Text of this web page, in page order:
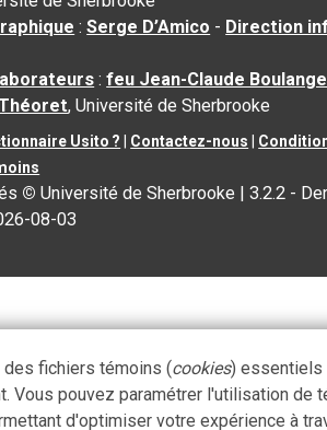
:Serge D’Amico - Direction
:feu Jean-Claude
, Université de Sherbrooke
Usito ? Contactez-nous
© Université de Sherbrooke |3.2.2 -
08-03
fichiers témoins (cookies) essentiels
Vous pouvez paramétrer l'utilisation de
d'optimiser votre expérience à